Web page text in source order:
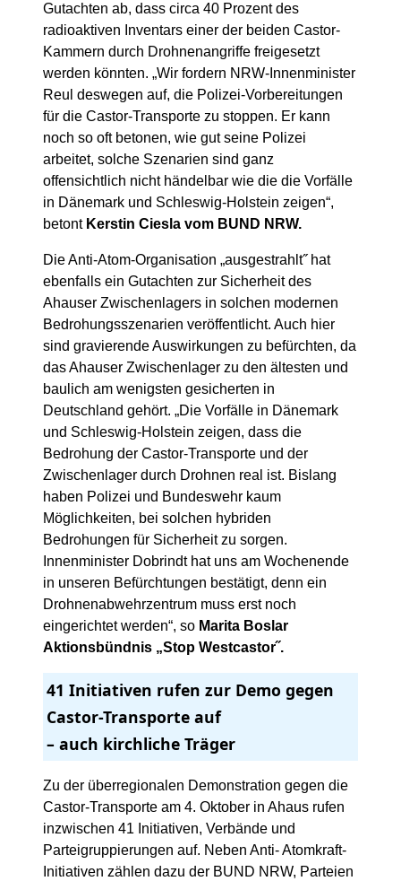
Gutachten ab, dass circa 40 Prozent des
radioaktiven Inventars einer der beiden Castor-
Kammern durch Drohnenangriffe freigesetzt
werden könnten. „Wir fordern NRW-Innenminister
Reul deswegen auf, die Polizei-Vorbereitungen
für die Castor-Transporte zu stoppen. Er kann
noch so oft betonen, wie gut seine Polizei
arbeitet, solche Szenarien sind ganz
offensichtlich nicht händelbar wie die die Vorfälle
in Dänemark und Schleswig-Holstein zeigen“,
betont Kerstin Ciesla vom BUND NRW.
Die Anti-Atom-Organisation „ausgestrahlt˝ hat
ebenfalls ein Gutachten zur Sicherheit des
Ahauser Zwischenlagers in solchen modernen
Bedrohungsszenarien veröffentlicht. Auch hier
sind gravierende Auswirkungen zu befürchten, da
das Ahauser Zwischenlager zu den ältesten und
baulich am wenigsten gesicherten in
Deutschland gehört. „Die Vorfälle in Dänemark
und Schleswig-Holstein zeigen, dass die
Bedrohung der Castor-Transporte und der
Zwischenlager durch Drohnen real ist. Bislang
haben Polizei und Bundeswehr kaum
Möglichkeiten, bei solchen hybriden
Bedrohungen für Sicherheit zu sorgen.
Innenminister Dobrindt hat uns am Wochenende
in unseren Befürchtungen bestätigt, denn ein
Drohnenabwehrzentrum muss erst noch
eingerichtet werden“, so Marita Boslar
Aktionsbündnis „Stop Westcastor˝.
41 Initiativen rufen zur Demo gegen
Castor-Transporte auf
– auch kirchliche Träger
Zu der überregionalen Demonstration gegen die
Castor-Transporte am 4. Oktober in Ahaus rufen
inzwischen 41 Initiativen, Verbände und
Parteigruppierungen auf. Neben Anti- Atomkraft-
Initiativen zählen dazu der BUND NRW, Parteien